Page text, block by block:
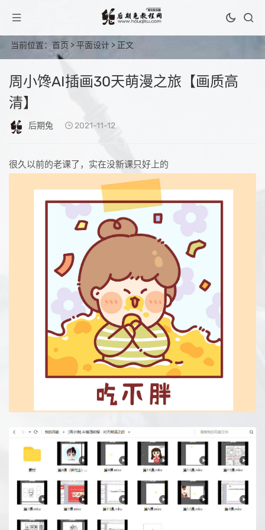
当前位置： 首页 >平面设计 > 正文
周小馋AI插画30天萌漫之旅【画质高
清】
后期兔 2021-11-12
很久以前的老课了，实在没新课只好上的